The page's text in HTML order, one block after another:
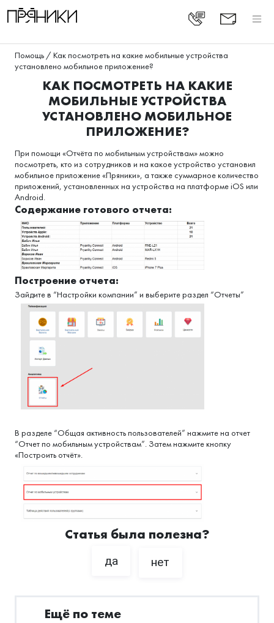
Помощь / Как посмотреть на какие мобильные устройства
установлено мобильное приложение?
КАК ПОСМОТРЕТЬ НА КАКИЕ
МОБИЛЬНЫЕ УСТРОЙСТВА
УСТАНОВЛЕНО МОБИЛЬНОЕ
ПРИЛОЖЕНИЕ?
При помощи «Отчёта по мобильным устройствам» можно
посмотреть, кто из сотрудников и на какое устройство установил
мобильное приложение «Пряники», а также суммарное количество
приложений, установленных на устройства на платформе iOS или
Android.
Содержание готового отчета:
Построение отчета:
Зайдите в “Настройки компании” и выберите раздел “Отчеты”
В разделе “Общая активность пользователей” нажмите на отчет
“Отчет по мобильным устройствам”. Затем нажмите кнопку
«Построить отчёт».
Статья была полезна?
да нет
Ещё по теме